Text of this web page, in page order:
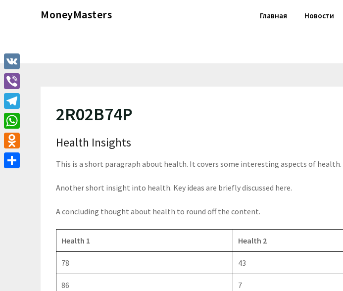
MoneyMasters Главная Новости
2R02B74P
Health Insights
This is a short paragraph about health. It covers some interesting aspects of health.
Another short insight into health. Key ideas are briefly discussed here.
A concluding thought about health to round off the content.
Health 1 Health 2
78 43
86 7
VK
Viber
Telegram
WhatsApp
Odnoklassniki